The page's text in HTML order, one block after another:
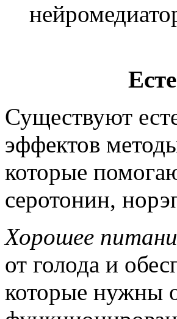
Существуют
эффектов
которые
серотонин,
Хорошее
от голода и
которые нужны